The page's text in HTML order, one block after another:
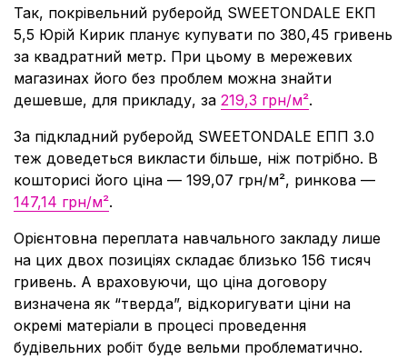
Так, покрівельний руберойд SWEETONDALE ЕКП
5,5 Юрій Кирик планує купувати по 380,45 гривень
за квадратний метр. При цьому в мережевих
магазинах його без проблем можна знайти
дешевше, для прикладу, за 219,3 грн/м².
За підкладний руберойд SWEETONDALE ЕПП 3.0
теж доведеться викласти більше, ніж потрібно. В
кошторисі його ціна — 199,07 грн/м², ринкова —
147,14 грн/м².
Орієнтовна переплата навчального закладу лише
на цих двох позиціях складає близько 156 тисяч
гривень. А враховуючи, що ціна договору
визначена як “тверда”, відкоригувати ціни на
окремі матеріали в процесі проведення
будівельних робіт буде вельми проблематично.